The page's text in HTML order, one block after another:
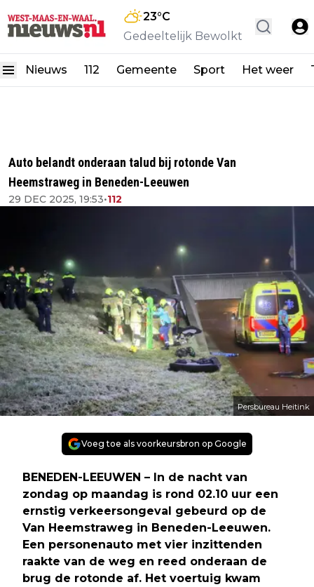
23°C
Gedeeltelijk Bewolkt
Nieuws 112 Gemeente Sport Het weer
Auto belandt onderaan talud bij rotonde Van
Heemstraweg in Beneden-Leeuwen
29 DEC 2025, 19:53•112
Persbureau Heitink
Voeg toe als voorkeursbron op Google
BENEDEN-LEEUWEN – In de nacht van
zondag op maandag is rond 02.10 uur een
ernstig verkeersongeval gebeurd op de
Van Heemstraweg in Beneden-Leeuwen.
Een personenauto met vier inzittenden
raakte van de weg en reed onderaan de
brug de rotonde af. Het voertuig kwam